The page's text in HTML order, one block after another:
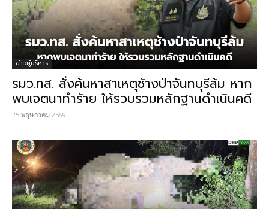
ข่าวผู้บริหาร
รมว.ทส. สั่งค้นหาสาเหตุช้างป่าจันทบุรีล้ม หาก
พบเจตนาทำร้าย ให้รวบรวมหลักฐานดำเนินคดี
25 พฤษภาคม 2569